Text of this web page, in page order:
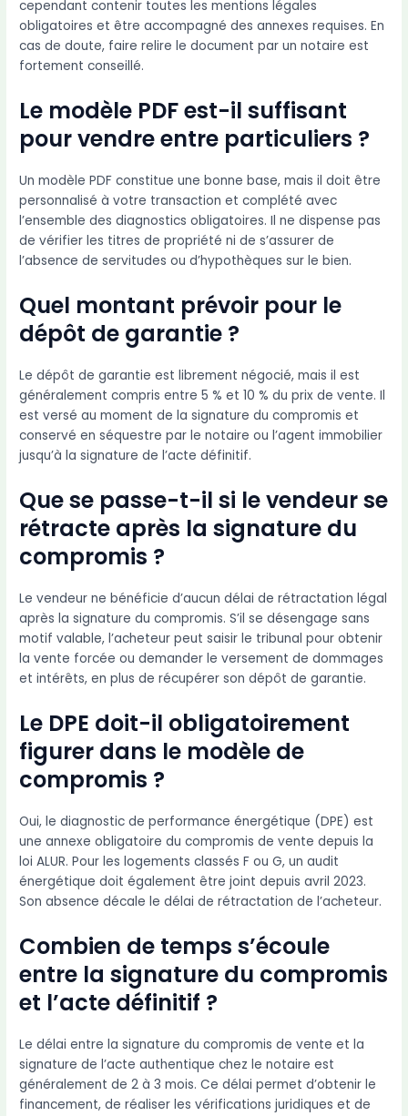
cependant contenir toutes les mentions légales
obligatoires et être accompagné des annexes requises. En
cas de doute, faire relire le document par un notaire est
fortement conseillé.
Le modèle PDF est-il suffisant
pour vendre entre particuliers ?
Un modèle PDF constitue une bonne base, mais il doit être
personnalisé à votre transaction et complété avec
l’ensemble des diagnostics obligatoires. Il ne dispense pas
de vérifier les titres de propriété ni de s’assurer de
l’absence de servitudes ou d’hypothèques sur le bien.
Quel montant prévoir pour le
dépôt de garantie ?
Le dépôt de garantie est librement négocié, mais il est
généralement compris entre 5 % et 10 % du prix de vente. Il
est versé au moment de la signature du compromis et
conservé en séquestre par le notaire ou l’agent immobilier
jusqu’à la signature de l’acte définitif.
Que se passe-t-il si le vendeur se
rétracte après la signature du
compromis ?
Le vendeur ne bénéficie d’aucun délai de rétractation légal
après la signature du compromis. S’il se désengage sans
motif valable, l’acheteur peut saisir le tribunal pour obtenir
la vente forcée ou demander le versement de dommages
et intérêts, en plus de récupérer son dépôt de garantie.
Le DPE doit-il obligatoirement
figurer dans le modèle de
compromis ?
Oui, le diagnostic de performance énergétique (DPE) est
une annexe obligatoire du compromis de vente depuis la
loi ALUR. Pour les logements classés F ou G, un audit
énergétique doit également être joint depuis avril 2023.
Son absence décale le délai de rétractation de l’acheteur.
Combien de temps s’écoule
entre la signature du compromis
et l’acte définitif ?
Le délai entre la signature du compromis de vente et la
signature de l’acte authentique chez le notaire est
généralement de 2 à 3 mois. Ce délai permet d’obtenir le
financement, de réaliser les vérifications juridiques et de